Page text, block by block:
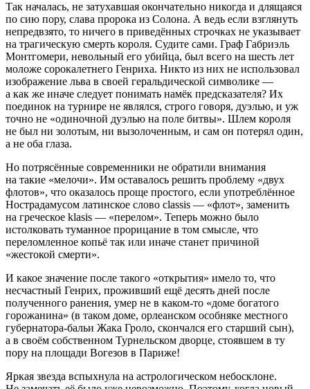
Так началась, не затухавшая окончательно никогда и длящаяся
по сию пору, слава пророка из Солона. А ведь если взглянуть
непредвзято, то ничего в приведённых строчках не указывает
на трагическую смерть короля. Судите сами. Граф Габриэль
Монтгомери, невольный его убийца, был всего на шесть лет
моложе сорокалетнего Генриха. Никто из них не использовал
изображение льва в своей геральдической символике —
а как же иначе следует понимать намёк предсказателя? Их
поединок на турнире не являлся, строго говоря, дуэлью, и уж
точно не «одиночной дуэлью на поле битвы». Шлем короля
не был ни золотым, ни вызолоченным, и сам он потерял один,
а не оба глаза.
Но потрясённые современники не обратили внимания
на такие «мелочи». Им оставалось решить проблему «двух
флотов», что оказалось проще простого, если употреблённое
Нострадамусом латинское слово classis — «флот», заменить
на греческое klasis — «перелом». Теперь можно было
истолковать туманное прорицание в том смысле, что
переломленное копьё так или иначе станет причиной
«жестокой смерти».
И какое значение после такого «открытия» имело то, что
несчастный Генрих, проживший ещё десять дней после
полученного ранения, умер не в каком-то «доме богатого
горожанина» (в таком доме, орлеанском особняке местного
губернатора-бальи Жака Гроло, скончался его старший сын),
а в своём собственном Турнельском дворце, стоявшем в ту
пору на площади Вогезов в Париже!
Яркая звезда вспыхнула на астрологическом небосклоне.